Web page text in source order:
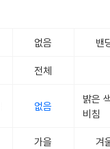
없음 밴
전체
없음
밝은
비침
가을 겨